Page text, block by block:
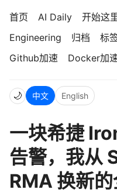
首页 AI Daily 开始这
Engineering
归档 标
Github加速
Docker加
🌙 中文 English
一块希捷
告警，我从
RMA 换新